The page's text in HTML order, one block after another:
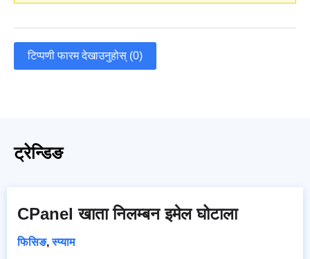
टिप्पणी फारम देखाउनुहोस् (0)
ट्रेन्डिङ
CPanel खाता निलम्बन इमेल घोटाला
फिसिङ,स्प्याम